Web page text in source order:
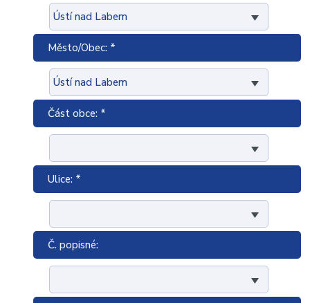
Město/Obec: *
Část obce: *
Ulice: *
Č. popisné: